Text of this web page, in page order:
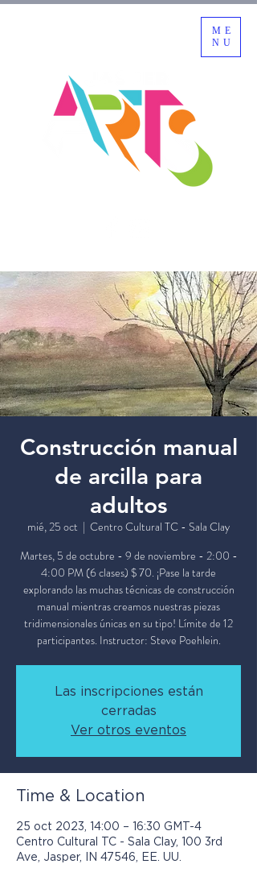
ME
NU
Construcción manual
de arcilla para
adultos
mié, 25 oct
  |
Centro Cultural TC - Sala Clay
Martes, 5 de octubre - 9 de noviembre - 2:00 -
4:00 PM (6 clases) $ 70. ¡Pase la tarde
explorando las muchas técnicas de construcción
manual mientras creamos nuestras piezas
tridimensionales únicas en su tipo! Límite de 12
participantes. Instructor: Steve Poehlein.
Las inscripciones están
cerradas
Ver otros eventos
Time & Location
25 oct 2023, 14:00 – 16:30 GMT-4
Centro Cultural TC - Sala Clay, 100 3rd
Ave, Jasper, IN 47546, EE. UU.